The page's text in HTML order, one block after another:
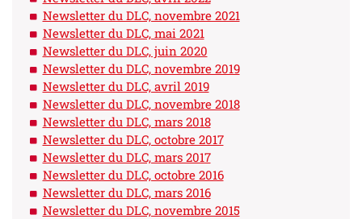
Newsletter du DLC, novembre 2021
Newsletter du DLC, mai 2021
Newsletter du DLC, juin 2020
Newsletter du DLC, novembre 2019
Newsletter du DLC, avril 2019
Newsletter du DLC, novembre 2018
Newsletter du DLC, mars 2018
Newsletter du DLC, octobre 2017
Newsletter du DLC, mars 2017
Newsletter du DLC, octobre 2016
Newsletter du DLC, mars 2016
Newsletter du DLC, novembre 2015